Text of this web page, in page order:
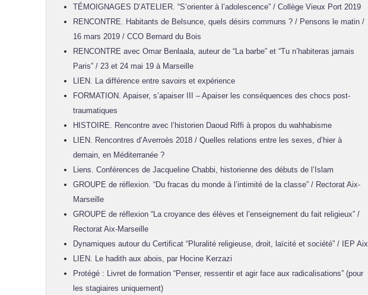
TÉMOIGNAGES D’ATELIER. “S’orienter à l’adolescence” / Collège Vieux Port 2019
RENCONTRE. Habitants de Belsunce, quels désirs communs ? / Pensons le matin /
16 mars 2019 / CCO Bernard du Bois
RENCONTRE avec Omar Benlaala, auteur de “La barbe” et “Tu n’habiteras jamais
Paris” / 23 et 24 mai 19 à Marseille
LIEN. La différence entre savoirs et expérience
FORMATION. Apaiser, s’apaiser III – Apaiser les conséquences des chocs post-
traumatiques
HISTOIRE. Rencontre avec l’historien Daoud Riffi à propos du wahhabisme
LIEN. Rencontres d’Averroès 2018 / Quelles relations entre les sexes, d’hier à
demain, en Méditerranée ?
Liens. Conférences de Jacqueline Chabbi, historienne des débuts de l’Islam
GROUPE de réflexion. “Du fracas du monde à l’intimité de la classe” / Rectorat Aix-
Marseille
GROUPE de réflexion “La croyance des élèves et l’enseignement du fait religieux” /
Rectorat Aix-Marseille
Dynamiques autour du Certificat “Pluralité religieuse, droit, laïcité et société” / IEP Aix
LIEN. Le hadith aux abois, par Hocine Kerzazi
Protégé : Livret de formation “Penser, ressentir et agir face aux radicalisations” (pour
les stagiaires uniquement)